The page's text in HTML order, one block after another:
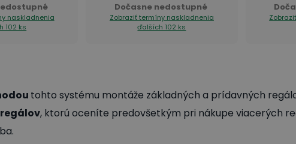
naskladnenia
102 ks
Dočasne nedostupné
Zobraziť termíny naskladnenia
ďalších 102 ks
tohto systému montáže základných a prídavných
, ktorú oceníte predovšetkým pri nákupe viacerých